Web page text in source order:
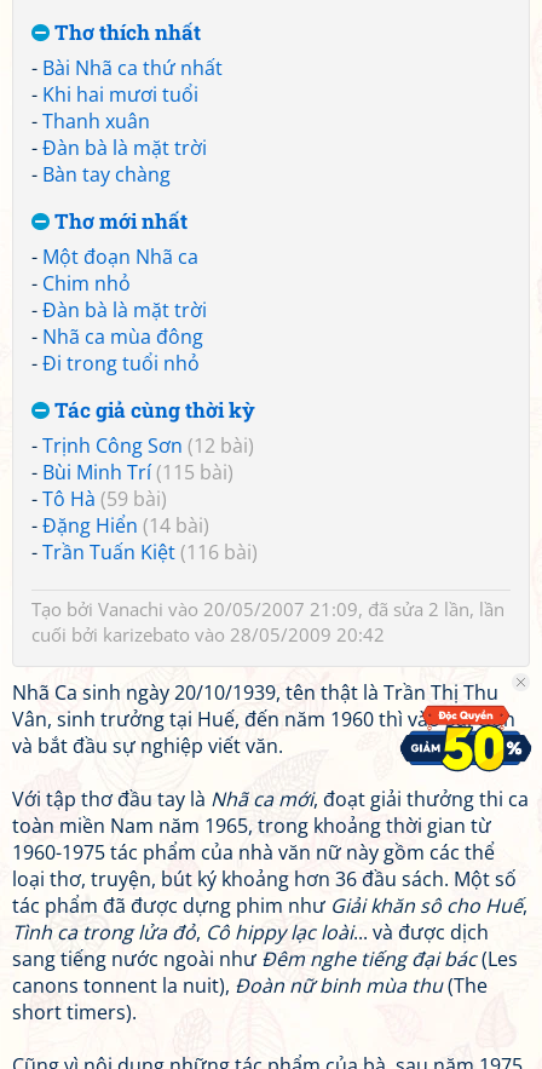
Thơ thích nhất
- Bài Nhã ca thứ nhất
- Khi hai mươi tuổi
-Thanh xuân
-Đàn bà là mặt trời
- Bàn tay chàng
Thơ mới nhất
- Một đoạn Nhã ca
- Chim nhỏ
-Đàn bà là mặt trời
- Nhã ca mùa đông
-Đi trong tuổi nhỏ
Tác giả cùng thời kỳ
-Trịnh Công Sơn (12 bài)
- Bùi Minh Trí(115 bài)
-Tô Hà (59 bài)
-Đặng Hiển (14 bài)
-Trần Tuấn Kiệt(116 bài)
Tạo bởi Vanachi vào 20/05/2007 21:09, đã sửa 2 lần, lần
cuối bởi karizebato vào 28/05/2009 20:42
Nhã Ca sinh ngày 20/10/1939, tên thật là Trần Thị Thu
Vân, sinh trưởng tại Huế, đến năm 1960 thì vào Sài Gòn
và bắt đầu sự nghiệp viết văn.
Với tập thơ đầu tay là Nhã ca mới, đoạt giải thưởng thi ca
toàn miền Nam năm 1965, trong khoảng thời gian từ
1960-1975 tác phẩm của nhà văn nữ này gồm các thể
loại thơ, truyện, bút ký khoảng hơn 36 đầu sách. Một số
tác phẩm đã được dựng phim như Giải khăn sô cho Huế,
Tình ca trong lửa đỏ, Cô hippy lạc loài... và được dịch
sang tiếng nước ngoài như Đêm nghe tiếng đại bác(Les
canons tonnent la nuit), Đoàn nữ binh mùa thu(The
short timers).